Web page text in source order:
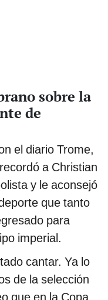
sobre la
de
el diario Trome,
a Christian
y le aconsejó
que tanto
para
imperial.
cantar. Ya lo
de la selección
que en la Copa